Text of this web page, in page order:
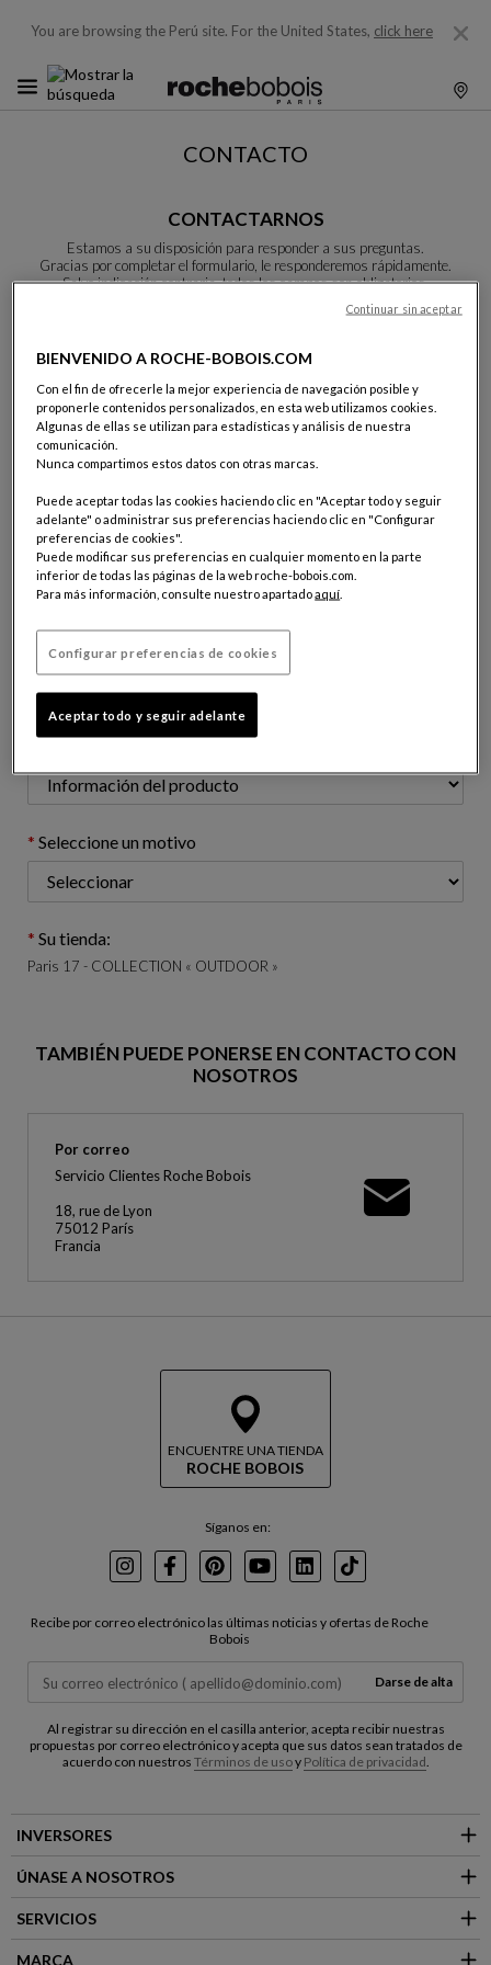
You are browsing the Perú site. For the United States, click here
CONTACTO
CONTACTARNOS
Estamos a su disposición para responder a sus preguntas.
Gracias por completar el formulario, le responderemos rápidamente.
Salvo indicación contraria, todos los campos son obligatorios.
Apellidos:
Nombre:
Dirección email (apellido@dominio.com)
Número de teléfono: (opcional)
Asunto de su solicitud:
Seleccione un motivo
Su tienda:
Paris 17 - COLLECTION « OUTDOOR »
TAMBIÉN PUEDE PONERSE EN CONTACTO CON
NOSOTROS
Por correo
Servicio Clientes Roche Bobois
18, rue de Lyon
75012 París
Francia
ENCUENTRE UNA TIENDA
ROCHE BOBOIS
Síganos en:
InstagramFacebookPinterest
YoutubeLinkedInTikTok
Recibe por correo electrónico las últimas noticias y ofertas de Roche
Bobois
Darse de alta
Al registrar su dirección en el casilla anterior, acepta recibir nuestras
propuestas por correo electrónico y acepta que sus datos sean tratados de
acuerdo con nuestros Términos de usoy Política de privacidad
INVERSORES
ÚNASE A NOSOTROS
SERVICIOS
MARCA
BIENVENIDO A ROCHE-BOBOIS.COM
Con el fin de ofrecerle la mejor experiencia de navegación posible y
proponerle contenidos personalizados, en esta web utilizamos cookies.
Algunas de ellas se utilizan para estadísticas y análisis de nuestra
comunicación.
Nunca compartimos estos datos con otras marcas.
Puede aceptar todas las cookies haciendo clic en "Aceptar todo y seguir
adelante" o administrar sus preferencias haciendo clic en "Configurar
preferencias de cookies".
Puede modificar sus preferencias en cualquier momento en la parte
inferior de todas las páginas de la web roche-bobois.com.
Para más información, consulte nuestro apartadoaquí
Configurar preferencias de cookies
Aceptar todo y seguir adelante
Continuar sin aceptar